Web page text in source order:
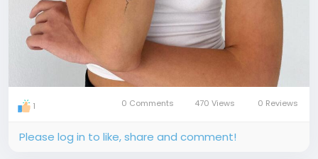
1 0 Comments 470 Views 0 Reviews
Please log in to like, share and comment!